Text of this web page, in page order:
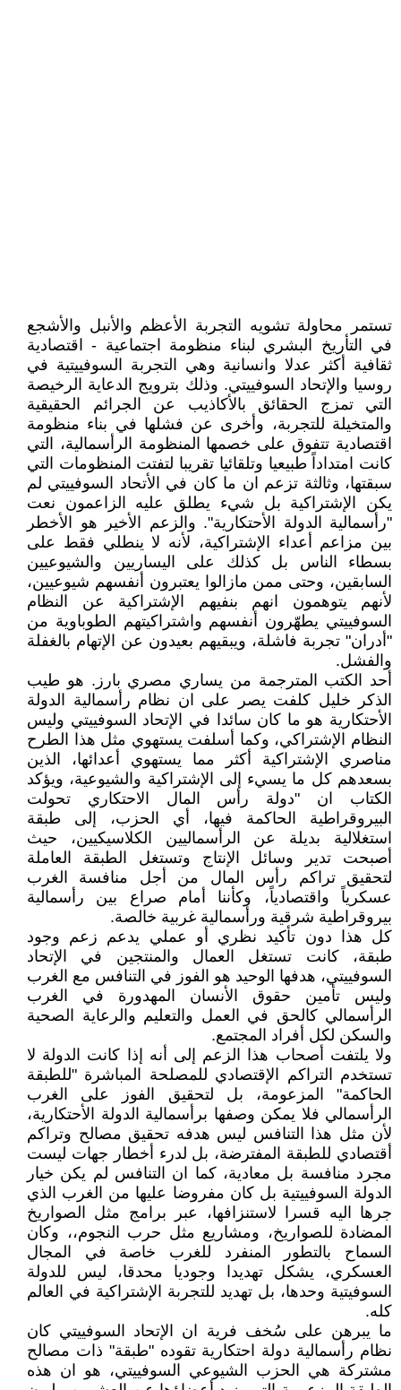
تستمر محاولة تشويه التجربة الأعظم والأنبل والأشجع
في التأريخ البشري لبناء منظومة اجتماعية - اقتصادية
ثقافية أكثر عدلا وانسانية وهي التجربة السوفييتية في
روسيا والإتحاد السوفييتي. وذلك بترويج الدعاية الرخيصة
التي تمزج الحقائق بالأكاذيب عن الجرائم الحقيقية
والمتخيلة للتجربة، وأخرى عن فشلها في بناء منظومة
اقتصادية تتفوق على خصمها المنظومة الرأسمالية، التي
كانت امتداداً طبيعيا وتلقائيا تقريبا لتفتت المنظومات التي
سبقتها، وثالثة تزعم ان ما كان في الأتحاد السوفييتي لم
يكن الإشتراكية بل شيء يطلق عليه الزاعمون نعت
"رأسمالية الدولة الأحتكارية". والزعم الأخير هو الأخطر
بين مزاعم أعداء الإشتراكية، لأنه لا ينطلي فقط على
بسطاء الناس بل كذلك على اليساريين والشيوعيين
السابقين، وحتى ممن مازالوا يعتبرون أنفسهم شيوعيين،
لأنهم يتوهمون انهم بنفيهم الإشتراكية عن النظام
السوفييتي يطهّرون أنفسهم واشتراكيتهم الطوباوية من
"أدران" تجربة فاشلة، ويبقيهم بعيدون عن الإتهام بالغفلة
والفشل.
أحد الكتب المترجمة من يساري مصري بارز. هو طيب
الذكر خليل كلفت يصر على ان نظام رأسمالية الدولة
الأحتكارية هو ما كان سائدا في الإتحاد السوفييتي وليس
النظام الإشتراكي، وكما أسلفت يستهوي مثل هذا الطرح
مناصري الإشتراكية أكثر مما يستهوي أعدائها، الذين
بسعدهم كل ما يسيء إلى الإشتراكية والشيوعية، ويؤكد
الكتاب ان "دولة رأس المال الاحتكاري تحولت
البيروقراطية الحاكمة فيها، أي الحزب، إلى طبقة
استغلالية بديلة عن الرأسماليين الكلاسيكيين، حيث
أصبحت تدير وسائل الإنتاج وتستغل الطبقة العاملة
لتحقيق تراكم رأس المال من أجل منافسة الغرب
عسكرياً واقتصادياً، وكأننا أمام صراع بين رأسمالية
بيروقراطية شرقية ورأسمالية غربية خالصة.
كل هذا دون تأكيد نظري أو عملي يدعم زعم وجود
طبقة، كانت تستغل العمال والمنتجين في الإتحاد
السوفييتي، هدفها الوحيد هو الفوز في التنافس مع الغرب
وليس تأمين حقوق الأنسان المهدورة في الغرب
الرأسمالي كالحق في العمل والتعليم والرعاية الصحية
والسكن لكل أفراد المجتمع.
ولا يلتفت أصحاب هذا الزعم إلى أنه إذا كانت الدولة لا
تستخدم التراكم الإقتصادي للمصلحة المباشرة "للطبقة
الحاكمة" المزعومة، بل لتحقيق الفوز على الغرب
الرأسمالي فلا يمكن وصفها برأسمالية الدولة الأحتكارية،
لأن مثل هذا التنافس ليس هدفه تحقيق مصالح وتراكم
أقتصادي للطبقة المفترضة، بل لدرء أخطار جهات ليست
مجرد منافسة بل معادية، كما ان التنافس لم يكن خيار
الدولة السوفييتية بل كان مفروضا عليها من الغرب الذي
جرها اليه قسرا لاستنزافها، عبر برامج مثل الصواريخ
المضادة للصواريخ، ومشاريع مثل حرب النجوم،، وكان
السماح بالتطور المنفرد للغرب خاصة في المجال
العسكري، يشكل تهديدا وجوديا محدقا، ليس للدولة
السوفيتية وحدها، بل تهديد للتجربة الإشتراكية في العالم
كله.
ما يبرهن على سُخف فرية ان الإتحاد السوفييتي كان
نظام رأسمالية دولة احتكارية تقوده "طبقة" ذات مصالح
مشتركة هي الحزب الشيوعي السوفييتي، هو ان هذه